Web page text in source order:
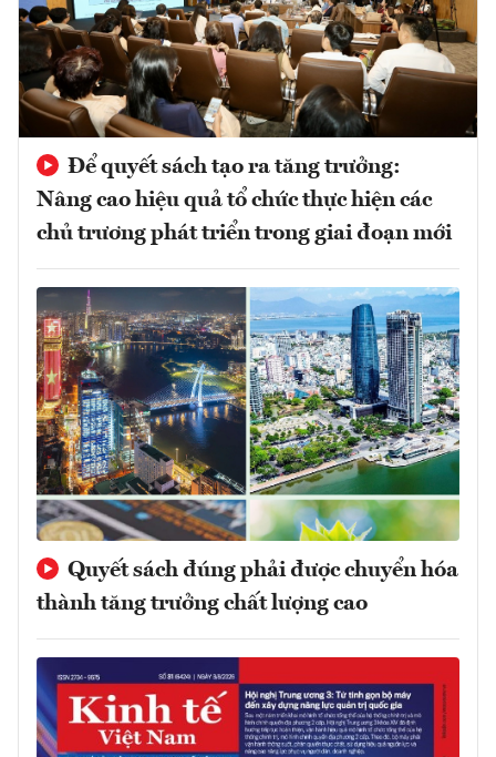
Để quyết sách tạo ra tăng trưởng:
Nâng cao hiệu quả tổ chức thực hiện các
chủ trương phát triển trong giai đoạn mới
Quyết sách đúng phải được chuyển hóa
thành tăng trưởng chất lượng cao